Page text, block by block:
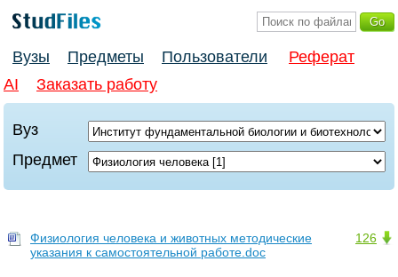
Вузы Предметы Пользователи
Реферат
AI
Заказать работу
Вуз
Предмет
126
Физиология человека и животных методические
указания к самостоятельной работе.doc